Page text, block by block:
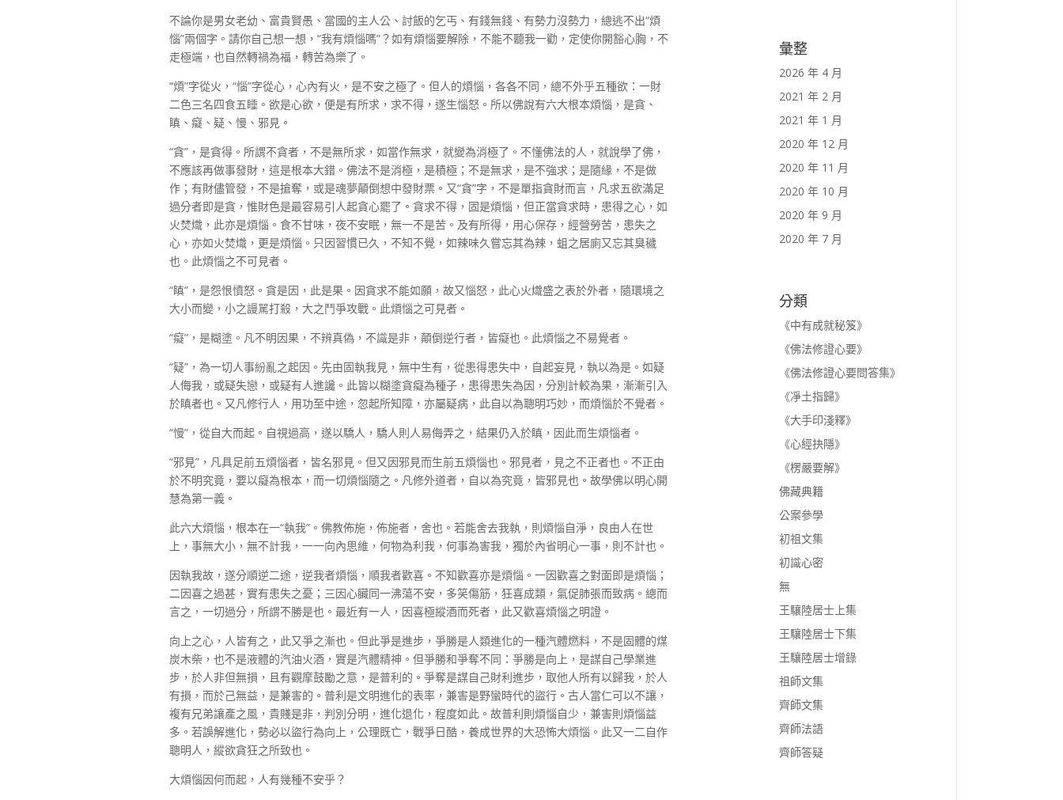
不論你是男女老幼、富貴賢愚、當國的主人公、討飯的乞丐、有錢無錢、有勢力沒勢力，總逃不出“煩
惱”兩個字。請你自己想一想，“我有煩惱嗎”？如有煩惱要解除，不能不聽我一勸，定使你開豁心胸，不
走極端，也自然轉禍為福，轉苦為樂了。
“煩”字從火，“惱”字從心，心內有火，是不安之極了。但人的煩惱，各各不同，總不外乎五種欲：一財
二色三名四食五睡。欲是心欲，便是有所求，求不得，遂生惱怒。所以佛說有六大根本煩惱，是貪、
瞋、癡、疑、慢、邪見。
“貪”，是貪得。所謂不貪者，不是無所求，如當作無求，就變為消極了。不懂佛法的人，就說學了佛，
不應該再做事發財，這是根本大錯。佛法不是消極，是積極；不是無求，是不強求；是隨緣，不是做
作；有財儘管發，不是搶奪，或是魂夢顛倒想中發財票。又“貪”字，不是單指貪財而言，凡求五欲滿足
過分者即是貪，惟財色是最容易引人起貪心罷了。貪求不得，固是煩惱，但正當貪求時，患得之心，如
火焚熾，此亦是煩惱。食不甘味，夜不安眠，無一不是苦。及有所得，用心保存，經營勞苦，患失之
心，亦如火焚熾，更是煩惱。只因習慣已久，不知不覺，如辣味久嘗忘其為辣，蛆之居廁又忘其臭穢
也。此煩惱之不可見者。
“瞋”，是怨恨憤怒。貪是因，此是果。因貪求不能如願，故又惱怒，此心火熾盛之表於外者，隨環境之
大小而變，小之謾駡打殺，大之鬥爭攻戰。此煩惱之可見者。
“癡”，是糊塗。凡不明因果，不辨真偽，不識是非，顛倒逆行者，皆癡也。此煩惱之不易覺者。
“疑”，為一切人事紛亂之起因。先由固執我見，無中生有，從患得患失中，自起妄見，執以為是。如疑
人侮我，或疑失戀，或疑有人進讒。此皆以糊塗貪癡為種子，患得患失為因，分別計較為果，漸漸引入
於瞋者也。又凡修行人，用功至中途，忽起所知障，亦屬疑病，此自以為聰明巧妙，而煩惱於不覺者。
“慢”，從自大而起。自視過高，遂以驕人，驕人則人易侮弄之，結果仍入於瞋，因此而生煩惱者。
“邪見”，凡具足前五煩惱者，皆名邪見。但又因邪見而生前五煩惱也。邪見者，見之不正者也。不正由
於不明究竟，要以癡為根本，而一切煩惱隨之。凡修外道者，自以為究竟，皆邪見也。故學佛以明心開
慧為第一義。
此六大煩惱，根本在一“執我”。佛教佈施，佈施者，舍也。若能舍去我執，則煩惱自淨，良由人在世
上，事無大小，無不計我，一一向內思維，何物為利我，何事為害我，獨於內省明心一事，則不計也。
因執我故，遂分順逆二途，逆我者煩惱，順我者歡喜。不知歡喜亦是煩惱。一因歡喜之對面即是煩惱；
二因喜之過甚，實有患失之憂；三因心臟同一沸蕩不安，多笑傷筋，狂喜成類，氣促肺張而致病。總而
言之，一切過分，所謂不勝是也。最近有一人，因喜極縱酒而死者，此又歡喜煩惱之明證。
向上之心，人皆有之，此又爭之漸也。但此爭是進步，爭勝是人類進化的一種汽體燃料，不是固體的煤
炭木柴，也不是液體的汽油火酒，實是汽體精神。但爭勝和爭奪不同：爭勝是向上，是謀自己學業進
步，於人非但無損，且有觀摩鼓勵之意，是普利的。爭奪是謀自己財利進步，取他人所有以歸我，於人
有損，而於己無益，是兼害的。普利是文明進化的表率，兼害是野蠻時代的盜行。古人當仁可以不讓，
複有兄弟讓產之風，貴賤是非，判別分明，進化退化，程度如此。故普利則煩惱自少，兼害則煩惱益
多。若誤解進化，勢必以盜行為向上，公理既亡，戰爭日酷，養成世界的大恐怖大煩惱。此又一二自作
聰明人，縱欲貪狂之所致也。
大煩惱因何而起，人有幾種不安乎？
彙整
2026 年 4 月
2021 年 2 月
2021 年 1 月
2020 年 12 月
2020 年 11 月
2020 年 10 月
2020 年 9 月
2020 年 7 月
分類
《中有成就秘笈》
《佛法修證心要》
《佛法修證心要問答集》
《凈土指歸》
《大手印淺釋》
《心經抉隱》
《楞嚴要解》
佛藏典籍
公案參學
初祖文集
初識心密
無
王驤陸居士上集
王驤陸居士下集
王驤陸居士增錄
祖師文集
齊師文集
齊師法語
齊師答疑